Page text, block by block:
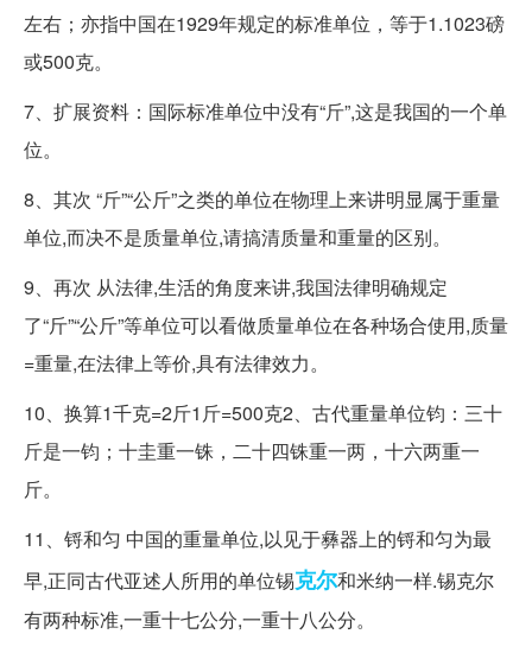
左右；亦指中国在1929年规定的标准单位，等于1.1023磅
或500克。
7、扩展资料：国际标准单位中没有“斤”,这是我国的一个单
位。
8、其次 “斤”“公斤”之类的单位在物理上来讲明显属于重量
单位,而决不是质量单位,请搞清质量和重量的区别。
9、再次 从法律,生活的角度来讲,我国法律明确规定
了“斤”“公斤”等单位可以看做质量单位在各种场合使用,质量
=重量,在法律上等价,具有法律效力。
10、换算1千克=2斤1斤=500克2、古代重量单位钧：三十
斤是一钧；十圭重一铢，二十四铢重一两，十六两重一
斤。
11、锊和匀 中国的重量单位,以见于彝器上的锊和匀为最
早,正同古代亚述人所用的单位锡克尔和米纳一样.锡克尔
有两种标准,一重十七公分,一重十八公分。